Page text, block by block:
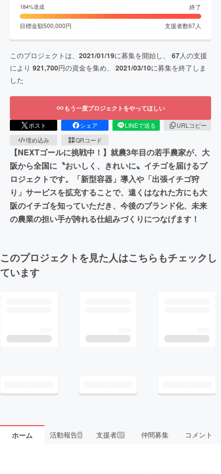
184%達成 終了
目標金額500,000円 支援者数67人
このプロジェクトは、 2021/01/19に募集を開始し、 67人の支援
により 921,700円の資金を集め、 2021/03/10に募集を終了しま
した
もう一度プロジェクトをやってほしい
ポスト シェア LINEで送る
URLコピー
埋め込み
QRコード
【NEXTゴールに挑戦中！】就農3年目の若手農家が、大
阪から全国に〝おいしく、きれいに〟イチゴを届けるプ
ロジェクトです。「新型容器」導入や「出張イチゴ狩
り」サービスを拡充することで、遠くはなれた方にも大
阪のイチゴを知っていただき、今後のブランド化、未来
の農業の担い手が誇れる仕組みづくりにつなげます！
このプロジェクトを見た人はこちらもチェックし
ています
ホーム 活動報告4 支援者67 仲間募集 コメント